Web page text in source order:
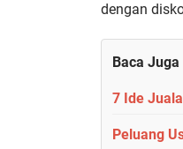
dengan
Baca Juga
7 Ide
Peluang